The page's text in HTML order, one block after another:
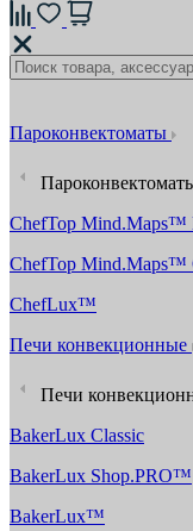
Пароконвектоматы
ChefTop Mind.Maps™
ChefTop Mind.Maps™
ChefLux™
Печи конвекционные
Печи
BakerLux Classic
BakerLux Shop.PRO™
BakerLux™